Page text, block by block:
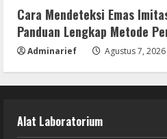
Cara Mendeteksi Emas
Panduan Lengkap Metode
Adminarief Agustus 7, 2026
Alat Laboratorium